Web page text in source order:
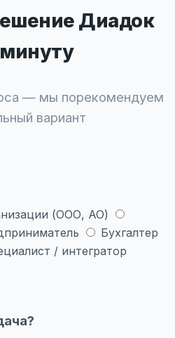
Диадок
минуту
— мы порекомендуем
вариант
(ООО, АО)
Бухгалтер
/ интегратор